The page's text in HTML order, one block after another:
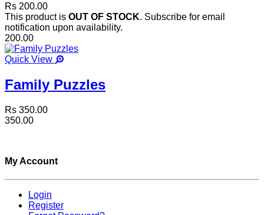
Rs 200.00
This product is OUT OF STOCK. Subscribe for email
notification upon availability.
200.00
Quick View
Family Puzzles
Rs 350.00
350.00
My Account
Login
Register